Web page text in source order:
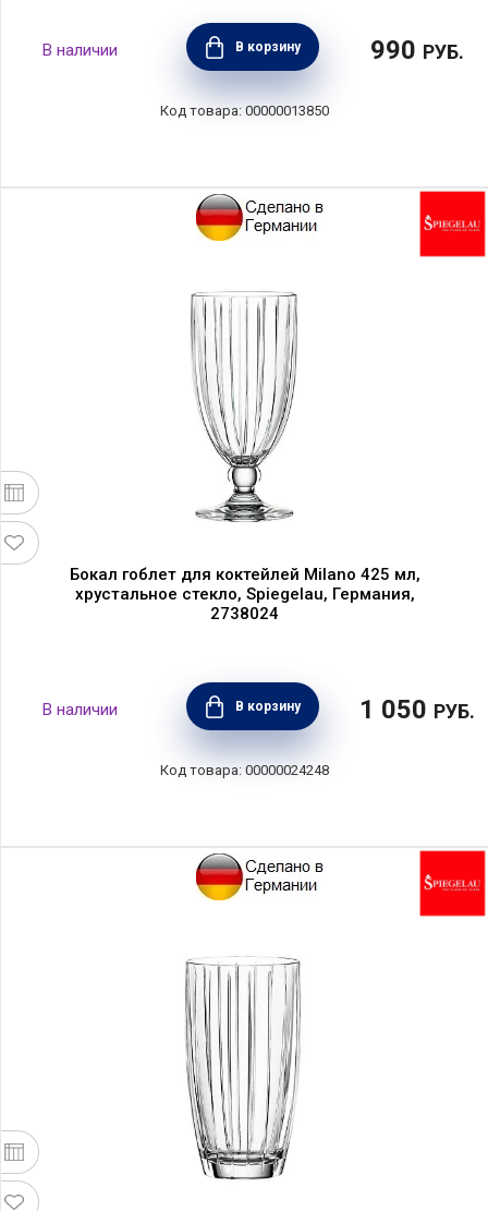
В корзину 990 РУБ.
00000013850
Бокал гоблет для коктейлей Milano 425 мл,
хрустальное стекло, Spiegelau, Германия,
2738024
В корзину 1 050 РУБ.
00000024248